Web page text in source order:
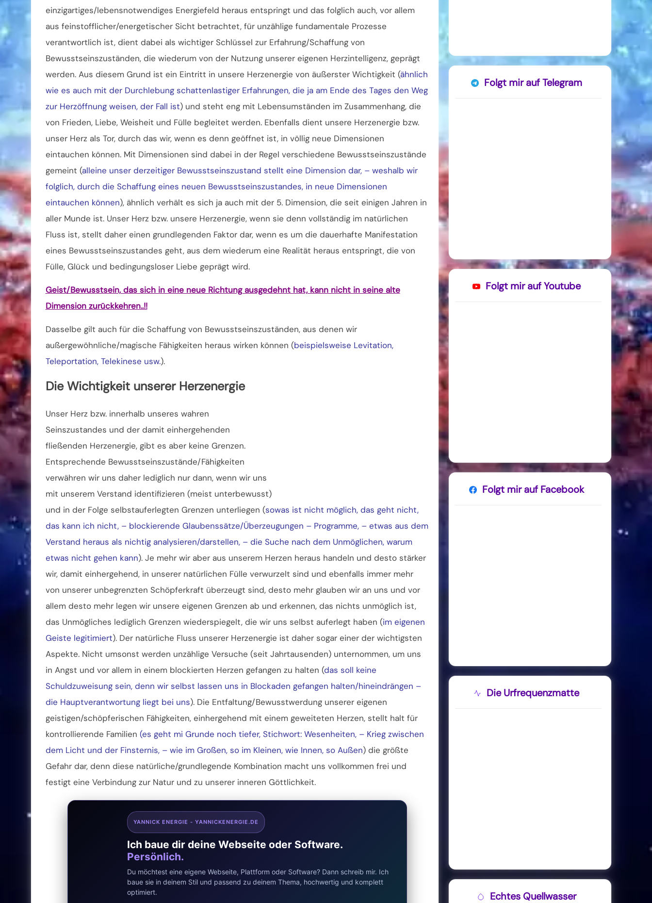
einzigartiges/lebensnotwendiges Energiefeld heraus entspringt und das folglich auch, vor allem
aus feinstofflicher/energetischer Sicht betrachtet, für unzählige fundamentale Prozesse
verantwortlich ist, dient dabei als wichtiger Schlüssel zur Erfahrung/Schaffung von
Bewusstseinszuständen, die wiederum von der Nutzung unserer eigenen Herzintelligenz, geprägt
werden. Aus diesem Grund ist ein Eintritt in unsere Herzenergie von äußerster Wichtigkeit (ähnlich
wie es auch mit der Durchlebung schattenlastiger Erfahrungen, die ja am Ende des Tages den Weg
zur Herzöffnung weisen, der Fall ist) und steht eng mit Lebensumständen im Zusammenhang, die
von Frieden, Liebe, Weisheit und Fülle begleitet werden. Ebenfalls dient unsere Herzenergie bzw.
unser Herz als Tor, durch das wir, wenn es denn geöffnet ist, in völlig neue Dimensionen
eintauchen können. Mit Dimensionen sind dabei in der Regel verschiedene Bewusstseinszustände
gemeint (alleine unser derzeitiger Bewusstseinszustand stellt eine Dimension dar, – weshalb wir
folglich, durch die Schaffung eines neuen Bewusstseinszustandes, in neue Dimensionen
eintauchen können), ähnlich verhält es sich ja auch mit der 5. Dimension, die seit einigen Jahren in
aller Munde ist. Unser Herz bzw. unsere Herzenergie, wenn sie denn vollständig im natürlichen
Fluss ist, stellt daher einen grundlegenden Faktor dar, wenn es um die dauerhafte Manifestation
eines Bewusstseinszustandes geht, aus dem wiederum eine Realität heraus entspringt, die von
Fülle, Glück und bedingungsloser Liebe geprägt wird.
Geist/Bewusstsein, das sich in eine neue Richtung ausgedehnt hat, kann nicht in seine alte
Dimension zurückkehren..!!
Dasselbe gilt auch für die Schaffung von Bewusstseinszuständen, aus denen wir
außergewöhnliche/magische Fähigkeiten heraus wirken können (beispielsweise Levitation,
Teleportation, Telekinese usw.).
Die Wichtigkeit unserer Herzenergie
Unser Herz bzw. innerhalb unseres wahren
Seinszustandes und der damit einhergehenden
fließenden Herzenergie, gibt es aber keine Grenzen.
Entsprechende Bewusstseinszustände/Fähigkeiten
verwähren wir uns daher lediglich nur dann, wenn wir uns
mit unserem Verstand identifizieren (meist unterbewusst)
und in der Folge selbstauferlegten Grenzen unterliegen (sowas ist nicht möglich, das geht nicht,
das kann ich nicht, – blockierende Glaubenssätze/Überzeugungen – Programme, – etwas aus dem
Verstand heraus als nichtig analysieren/darstellen, – die Suche nach dem Unmöglichen, warum
etwas nicht gehen kann). Je mehr wir aber aus unserem Herzen heraus handeln und desto stärker
wir, damit einhergehend, in unserer natürlichen Fülle verwurzelt sind und ebenfalls immer mehr
von unserer unbegrenzten Schöpferkraft überzeugt sind, desto mehr glauben wir an uns und vor
allem desto mehr legen wir unsere eigenen Grenzen ab und erkennen, das nichts unmöglich ist,
das Unmögliches lediglich Grenzen wiederspiegelt, die wir uns selbst auferlegt haben (im eigenen
Geiste legitimiert). Der natürliche Fluss unserer Herzenergie ist daher sogar einer der wichtigsten
Aspekte. Nicht umsonst werden unzählige Versuche (seit Jahrtausenden) unternommen, um uns
in Angst und vor allem in einem blockierten Herzen gefangen zu halten (das soll keine
Schuldzuweisung sein, denn wir selbst lassen uns in Blockaden gefangen halten/hineindrängen –
die Hauptverantwortung liegt bei uns). Die Entfaltung/Bewusstwerdung unserer eigenen
geistigen/schöpferischen Fähigkeiten, einhergehend mit einem geweiteten Herzen, stellt halt für
kontrollierende Familien (es geht mi Grunde noch tiefer, Stichwort: Wesenheiten, – Krieg zwischen
dem Licht und der Finsternis, – wie im Großen, so im Kleinen, wie Innen, so Außen) die größte
Gefahr dar, denn diese natürliche/grundlegende Kombination macht uns vollkommen frei und
festigt eine Verbindung zur Natur und zu unserer inneren Göttlichkeit.
YANNICK ENERGIE - YANNICKENERGIE.DE
Ich baue dir deine Webseite oder Software.
Persönlich.
Du möchtest eine eigene Webseite, Plattform oder Software? Dann schreib mir. Ich
baue sie in deinem Stil und passend zu deinem Thema, hochwertig und komplett
optimiert.
Folgt mir auf Telegram
Folgt mir auf Youtube
Folgt mir auf Facebook
Die Urfrequenzmatte
Echtes Quellwasser